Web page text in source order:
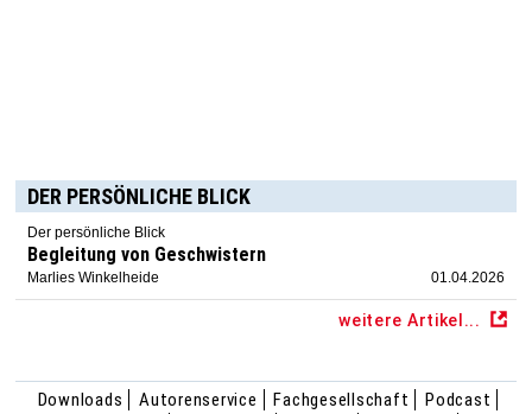
DER PERSÖNLICHE BLICK
Der persönliche Blick
Begleitung von Geschwistern
Marlies Winkelheide 01.04.2026
weitere Artikel...
Downloads Autorenservice Fachgesellschaft
Podcast